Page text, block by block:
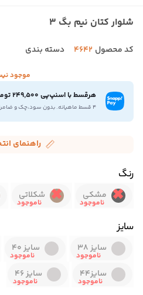
شلوار کتان نیم بگ 3
کد محصول 4642 دسته بندی
موجود
هرقسط با اسنپ‌پی 249,500 تومان
۴ قسط ماهیانه. بدون سود،چک و ضامن.
راهنمای
رنگ
مشکی شکلاتی
سایز
سایز 38 سایز 40
سایز44
سایز 46